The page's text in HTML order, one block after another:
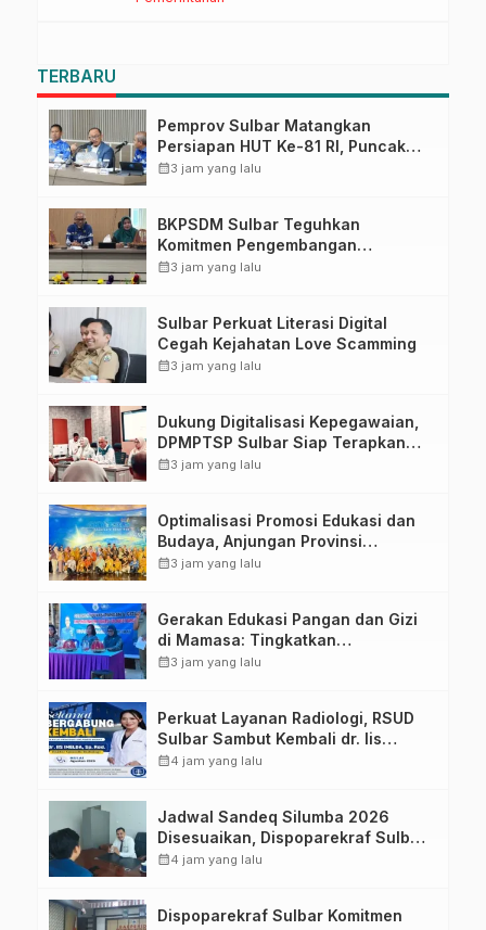
TERBARU
Pemprov Sulbar Matangkan
Persiapan HUT Ke-81 RI, Puncak
Upacara di Lapangan Ahmad
calendar_month3 jam yang lalu
BKPSDM Sulbar Teguhkan
Komitmen Pengembangan
Kompetensi ASN melalui
calendar_month3 jam yang lalu
Sulbar Perkuat Literasi Digital
Cegah Kejahatan Love Scamming
calendar_month3 jam yang lalu
Dukung Digitalisasi Kepegawaian,
DPMPTSP Sulbar Siap Terapkan
Aplikasi FLEKSI ASN
calendar_month3 jam yang lalu
Optimalisasi Promosi Edukasi dan
Budaya, Anjungan Provinsi
Sulawesi Barat Perkuat Kolaborasi
calendar_month3 jam yang lalu
Gerakan Edukasi Pangan dan Gizi
di Mamasa: Tingkatkan
Pengetahuan dan Keterampilan
calendar_month3 jam yang lalu
Perkuat Layanan Radiologi, RSUD
Sulbar Sambut Kembali dr. Iis
Imelda, Sp.Rad
calendar_month4 jam yang lalu
Jadwal Sandeq Silumba 2026
Disesuaikan, Dispoparekraf Sulbar
Pastikan Persiapan Tetap
calendar_month4 jam yang lalu
Dispoparekraf Sulbar Komitmen